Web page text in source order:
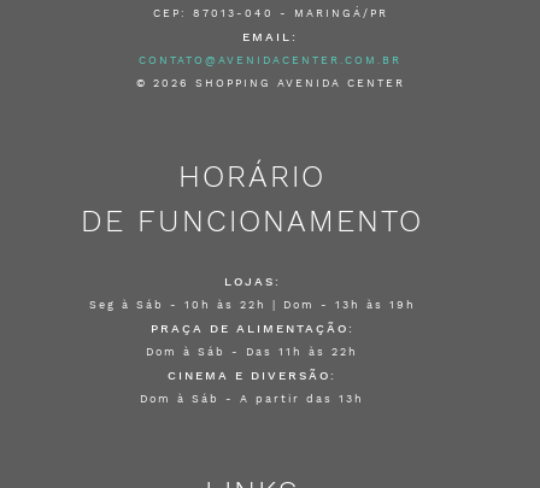
CEP: 87013-040 - MARINGÁ/PR
EMAIL:
CONTATO@AVENIDACENTER.COM.BR
© 2026 SHOPPING AVENIDA CENTER
HORÁRIO
DE FUNCIONAMENTO
LOJAS:
Seg à Sáb - 10h às 22h | Dom - 13h às 19h
PRAÇA DE ALIMENTAÇÃO:
Dom à Sáb - Das 11h às 22h
CINEMA E DIVERSÃO:
Dom à Sáb - A partir das 13h